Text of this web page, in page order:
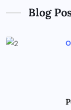
Blog